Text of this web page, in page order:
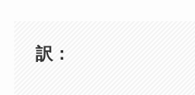
訳：